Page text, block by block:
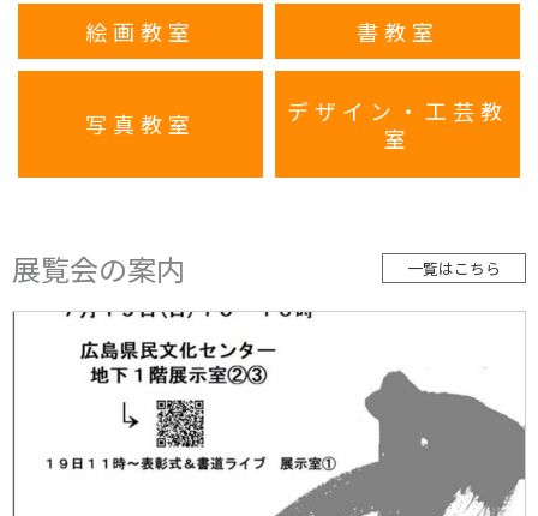
絵画教室 書教室
写真教室
デザイン・工芸教
室
展覧会の案内 一覧はこちら